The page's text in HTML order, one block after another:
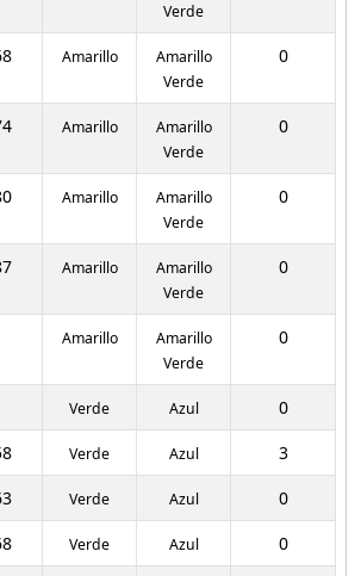
Verde
Amarillo
Amarillo
Verde
0
Amarillo
Amarillo
Verde
0
Amarillo
Amarillo
Verde
0
Amarillo
Amarillo
Verde
0
Amarillo
Amarillo
Verde
0
Verde Azul
0
Verde Azul
3
Verde Azul
0
Verde Azul
0